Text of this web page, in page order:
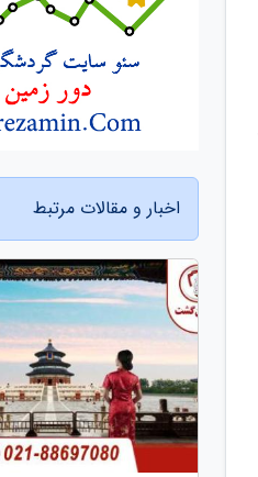
اخبار و مقالات مرتبط